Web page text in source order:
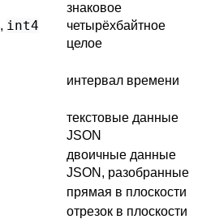
, int4
знаковое
четырёхбайтное
целое
интервал времени
текстовые данные
JSON
двоичные данные
JSON, разобранные
прямая в плоскости
отрезок в плоскости